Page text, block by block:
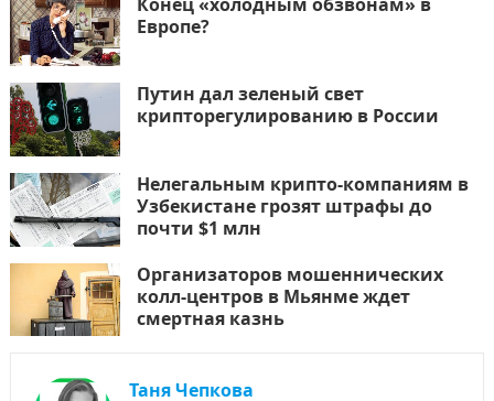
Европе?
Путин дал зеленый свет
крипторегулированию в России
Нелегальным крипто-компаниям в
Узбекистане грозят штрафы до
почти $1 млн
Организаторов мошеннических
колл-центров в Мьянме ждет
смертная казнь
Таня Чепкова